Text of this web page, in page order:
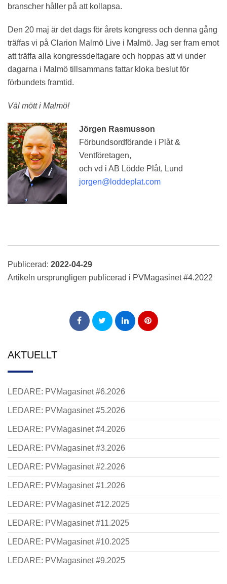
branscher håller på att kollapsa.
Den 20 maj är det dags för årets kongress och denna gång
träffas vi på Clarion Malmö Live i Malmö. Jag ser fram emot
att träffa alla kongressdeltagare och hoppas att vi under
dagarna i Malmö tillsammans fattar kloka beslut för
förbundets framtid.
Väl mött i Malmö!
Jörgen Rasmusson
Förbundsordförande i Plåt &
Ventföretagen,
och vd i AB Lödde Plåt, Lund
jorgen@loddeplat.com
Publicerad: 2022-04-29
Artikeln ursprungligen publicerad i PVMagasinet #4.2022
AKTUELLT
LEDARE: PVMagasinet #6.2026
LEDARE: PVMagasinet #5.2026
LEDARE: PVMagasinet #4.2026
LEDARE: PVMagasinet #3.2026
LEDARE: PVMagasinet #2.2026
LEDARE: PVMagasinet #1.2026
LEDARE: PVMagasinet #12.2025
LEDARE: PVMagasinet #11.2025
LEDARE: PVMagasinet #10.2025
LEDARE: PVMagasinet #9.2025